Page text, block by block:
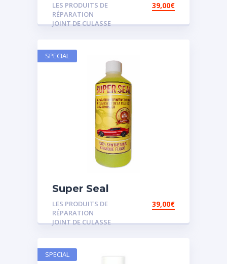
LES PRODUITS DE
RÉPARATION
JOINT DE CULASSE
39,00€
Super Seal
LES PRODUITS DE
RÉPARATION
JOINT DE CULASSE
39,00€
SPECIAL
SPECIAL